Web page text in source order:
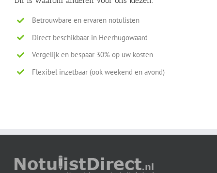
Betrouwbare en ervaren notulisten
Direct beschikbaar in Heerhugowaard
Vergelijk en bespaar 30% op uw kosten
Flexibel inzetbaar (ook weekend en avond)